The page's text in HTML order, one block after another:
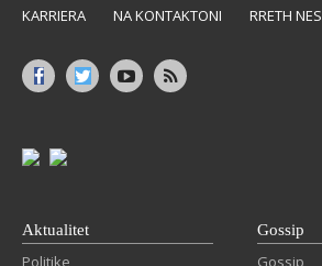
KARRIERA NA KONTAKTONI RRETH
Aktualitet
Politike
Gossip
Gossip